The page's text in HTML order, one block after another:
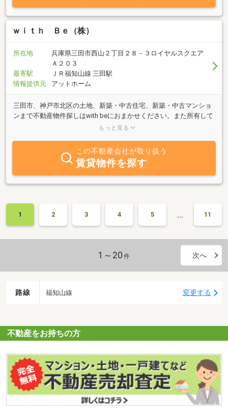
いています。又「無料」にてお見積もりもさせて頂きます。お値打
ちの価格でのリフォーム等もご提供できると思いますので、どうか
お気軽にお問い合わせいただければと思います。心よりお待ち致し
ｗｉｔｈ Ｂｅ（株）
所在地
兵庫県三田市西山２丁目２８－３ロイヤルスクエア
Ａ２０３
最寄駅
ＪＲ福知山線 三田駅
情報提供元
アットホーム
三田市、神戸市北区の土地、新築・中古住宅、新築・中古マンショ
ンまで不動産物件探しはwith beにおまかせください。また所有して
いる不動産物件の売却、査定など不動産に関することもご相談をお
ンセプトに、物件探しから物件のリノベーション、そのアフターケ
アまでワンストップでサポートしております。建築の専門知識を活
かしながら、物件探しの段階からより良いプランをご提案できるの
で、お客様のご心配事をトータルでサポートさせて頂きます。ま
た、女性スタッフが中心なので、物件のご案内など女性の観点から
もっと見る
この不動産会社が取り扱う
賃貸物件を探す
1 2 3 4 5 … 11
1～20 件 次へ
路線 福知山線 変更する
不動産をお持ちの方